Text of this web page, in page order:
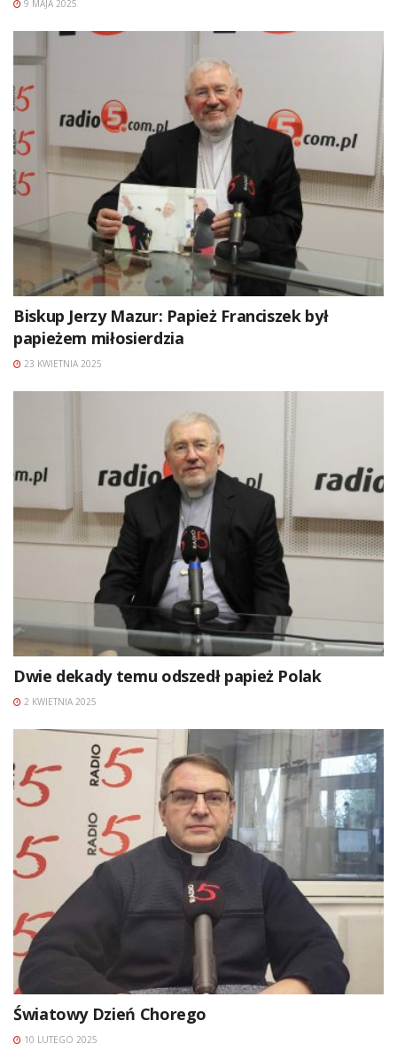
9 MAJA 2025
Biskup Jerzy Mazur: Papież Franciszek był
papieżem miłosierdzia
23 KWIETNIA 2025
Dwie dekady temu odszedł papież Polak
2 KWIETNIA 2025
Światowy Dzień Chorego
10 LUTEGO 2025